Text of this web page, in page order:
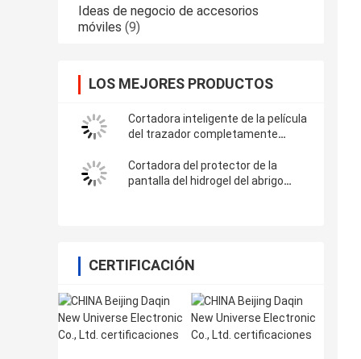
Ideas de negocio de accesorios
móviles (9)
LOS MEJORES PRODUCTOS
Cortadora inteligente de la película
del trazador completamente
engomada del vinilo con Wifi
Bluetooth
Cortadora del protector de la
pantalla del hidrogel del abrigo
CERTIFICACIÓN